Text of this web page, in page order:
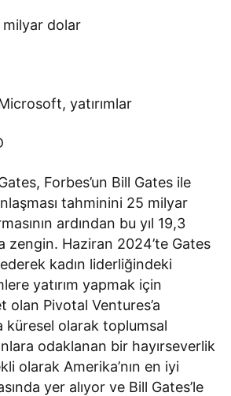
dolar
yatırımlar
Forbes’un Bill Gates ile
tahminini 25 milyar
ardından bu yıl 19,3
zengin. Haziran 2024’te Gates
kadın liderliğindeki
yatırım yapmak için
olan Pivotal Ventures’a
küresel olarak toplumsal
odaklanan bir hayırseverlik
olarak Amerika’nın en iyi
yer alıyor ve Bill Gates’le